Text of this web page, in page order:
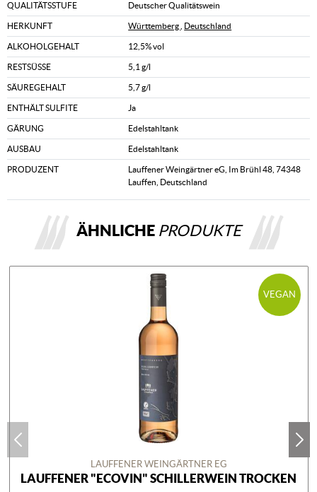
QUALITÄTSSTUFE Deutscher Qualitätswein
HERKUNFT Württemberg Deutschland
ALKOHOLGEHALT 12,5% vol
RESTSÜSSE 5,1 g/l
SÄUREGEHALT 5,7 g/l
ENTHÄLT SULFITE Ja
GÄRUNG Edelstahltank
AUSBAU Edelstahltank
PRODUZENT
Lauffener Weingärtner eG, Im Brühl 48, 74348
Lauffen, Deutschland
ÄHNLICHE PRODUKTE
VEGAN
LAUFFENER WEINGÄRTNER EG
LAUFFENER "ECOVIN" SCHILLERWEIN TROCKEN